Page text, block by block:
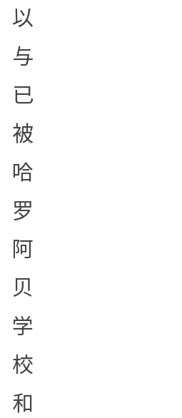
以
与
已
被
哈
罗
阿
贝
学
校
和